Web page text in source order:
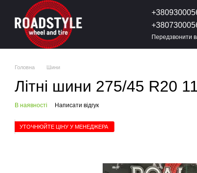
Перейти до основного контенту
Передзвонити
Головна Шини
Літні шини 275/45 R20
В наявності Написати відгук
УТОЧНЮЙТЕ ЦІНУ У МЕНЕДЖЕРА